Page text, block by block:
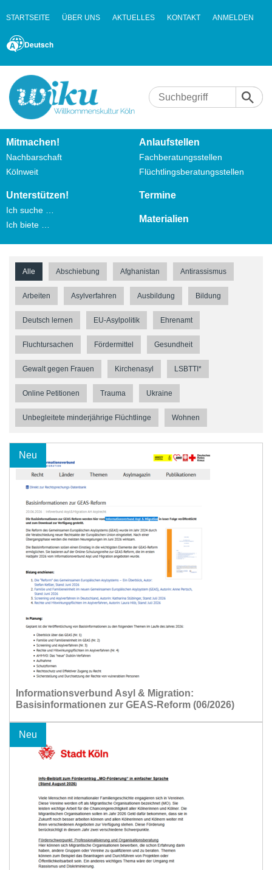
STARTSEITE ÜBER UNS AKTUELLES KONTAKT ANMELDEN
Deutsch
Mitmachen!
Nachbarschaft
Kölnweit
Anlaufstellen
Fachberatungsstellen
Flüchtlingsberatungsstellen
Unterstützen!
Ich suche …
Ich biete …
Termine
Materialien
Alle Abschiebung Afghanistan Antirassismus
Arbeiten Asylverfahren Ausbildung Bildung
Deutsch lernen EU-Asylpolitik Ehrenamt
Fluchtursachen Fördermittel Gesundheit
Gewalt gegen Frauen Kirchenasyl LSBTTI*
Online Petitionen Trauma Ukraine
Unbegleitete minderjährige Flüchtlinge Wohnen
Neu
Informationsverbund Asyl & Migration:
Basisinformationen zur GEAS-Reform (06/2026)
Neu